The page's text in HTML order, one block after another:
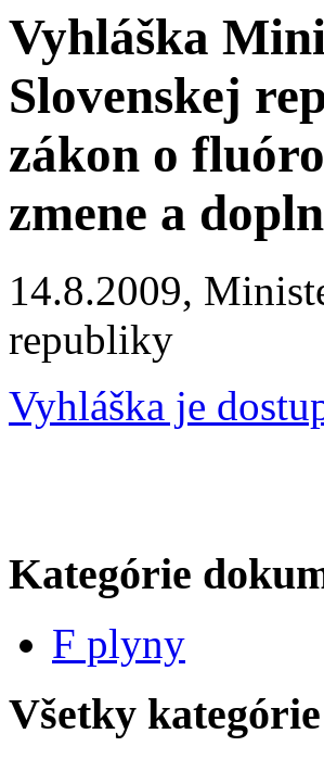
Vyhláška
Slovenskej
zákon o
zmene a
14.8.2009,
republiky
Vyhláška je
Kategórie
F plyny
Všetky kategórie